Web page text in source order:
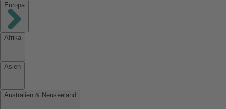
Europa
Afrika
Asien
Australien & Neuseeland